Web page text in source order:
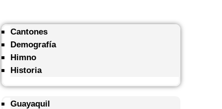
Cantones
Demografía
Himno
Historia
Guayaquil